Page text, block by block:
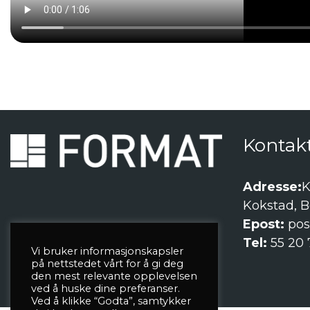
Adresse:
Kokstad,
Epost:
Tel: 55 20
2026 Format Gruppen AS
Vi bruker informasjonskapsler
på nettstedet vårt for å gi deg
den mest relevante opplevelsen
ved å huske dine preferanser.
Ved å klikke “Godta”, samtykker